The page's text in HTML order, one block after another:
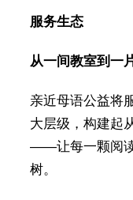
服务生态
从一间教室到一
亲近母语公益将
大层级，构建起
——让每一颗阅
树。